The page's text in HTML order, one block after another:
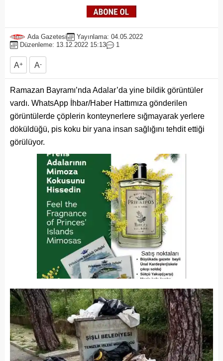
Ada Gazetesi
Yayınlama: 04.05.2022
Düzenleme: 13.12.2022 15:13
1
A+ A-
Ramazan Bayramı’nda Adalar’da yine bildik görüntüler
vardı. WhatsApp İhbar/Haber Hattımıza gönderilen
görüntülerde çöplerin konteynerlere sığmayarak yerlere
döküldüğü, pis koku bir yana insan sağlığını tehdit ettiği
görülüyor.